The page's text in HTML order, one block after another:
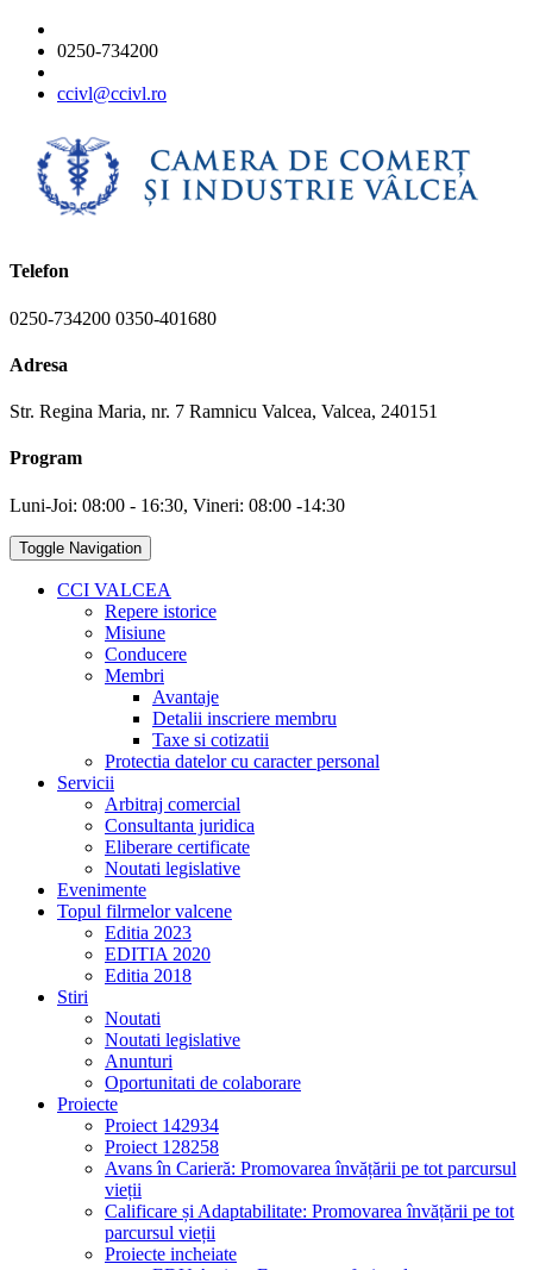
0250-734200
ccivl@ccivl.ro
Telefon
0250-734200 0350-401680
Adresa
Str. Regina Maria, nr. 7 Ramnicu Valcea, Valcea, 240151
Program
Luni-Joi: 08:00 - 16:30, Vineri: 08:00 -14:30
Toggle Navigation
CCI VALCEA
Repere istorice
Misiune
Conducere
Membri
Avantaje
Detalii inscriere membru
Taxe si cotizatii
Protectia datelor cu caracter personal
Servicii
Arbitraj comercial
Consultanta juridica
Eliberare certificate
Noutati legislative
Evenimente
Topul filrmelor valcene
Editia 2023
EDITIA 2020
Editia 2018
Stiri
Noutati
Noutati legislative
Anunturi
Oportunitati de colaborare
Proiecte
Proiect 142934
Proiect 128258
Avans în Carieră: Promovarea învățării pe tot parcursul
vieții
Calificare și Adaptabilitate: Promovarea învățării pe tot
parcursul vieții
Proiecte incheiate